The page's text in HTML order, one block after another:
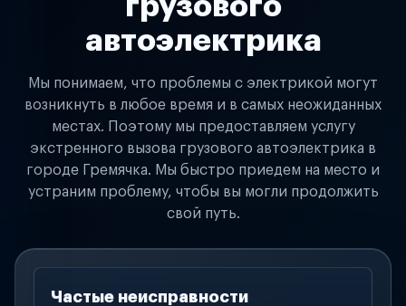
грузового
автоэлектрика
Мы понимаем, что проблемы с электрикой могут
возникнуть в любое время и в самых неожиданных
местах. Поэтому мы предоставляем услугу
экстренного вызова грузового автоэлектрика в
городе Гремячка. Мы быстро приедем на место и
устраним проблему, чтобы вы могли продолжить
свой путь.
Частые неисправности